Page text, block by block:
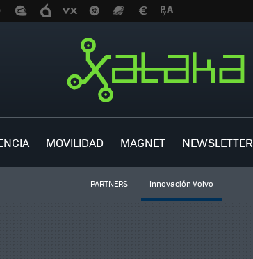
MOVILIDAD MAGNET NEWSLETTER
PARTNERS Innovación Volvo